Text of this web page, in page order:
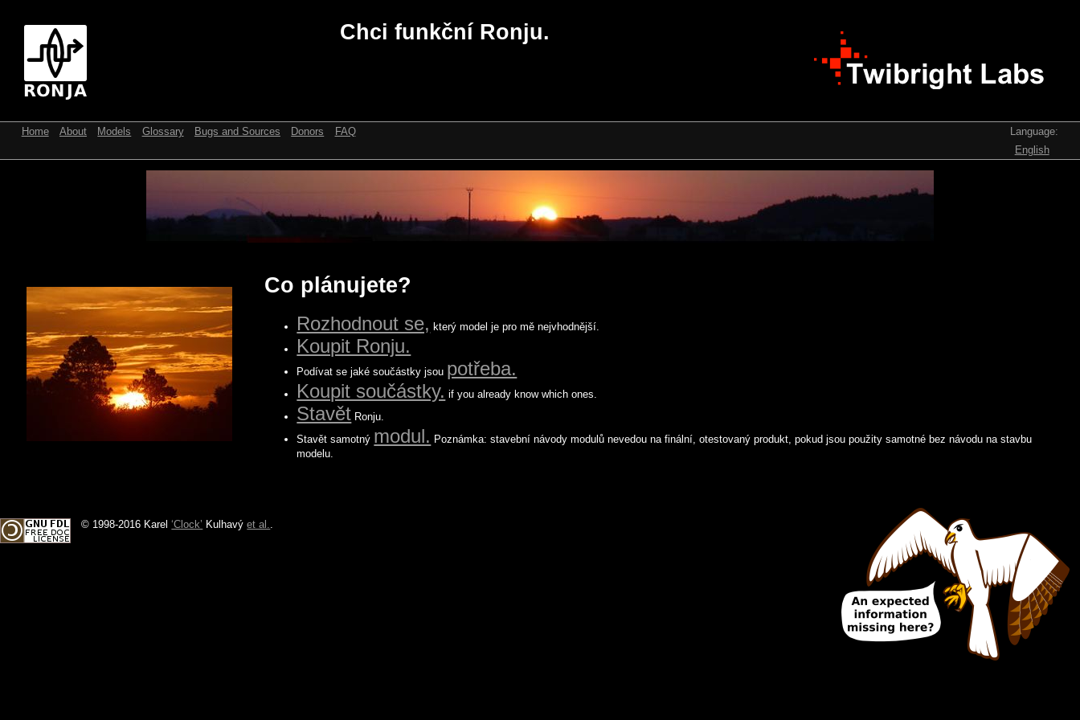
Chci funkční Ronju.
Language:
English
Home About Models Glossary Bugs and Sources Donors FAQ
Co plánujete?
Rozhodnout se, který model je pro mě nejvhodnější.
Koupit Ronju.
Podívat se jaké součástky jsou potřeba.
Koupit součástky. if you already know which ones.
Stavět Ronju.
Stavět samotný modul. Poznámka: stavební návody modulů nevedou na finální, otestovaný produkt, pokud jsou použity samotné bez návodu na stavbu
modelu.
© 1998-2016 Karel‘Clock’ Kulhavýet al..